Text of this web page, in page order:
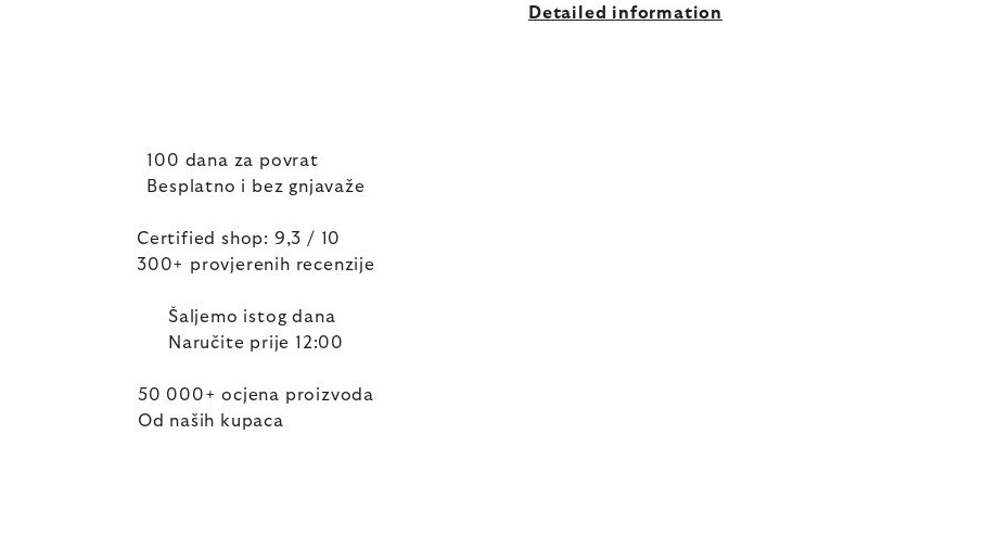
Detailed information
100 dana za povrat
Besplatno i bez gnjavaže
Certified shop: 9,3 / 10
300+ provjerenih recenzije
Šaljemo istog dana
Naručite prije 12:00
50 000+ ocjena proizvoda
Od naših kupaca